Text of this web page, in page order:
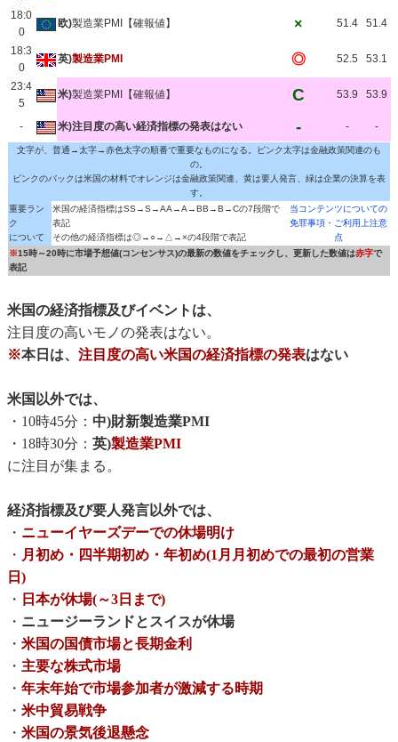
18:0
0
欧)製造業PMI【確報値】 × 51.4 51.4
18:3
0
英)製造業PMI ◎ 52.5 53.1
23:4
5
米)製造業PMI【確報値】 C 53.9 53.9
- 米)注目度の高い経済指標の発表はない - - -
文字が、普通→太字→赤色太字の順番で重要なものになる。ピンク太字は金融政策関連のも
の。
ピンクのバックは米国の材料でオレンジは金融政策関連、黄は要人発言、緑は企業の決算を表
す。
重要ラン
ク
について
米国の経済指標はSS→S→AA→A→BB→B→Cの7段階で
表記
その他の経済指標は◎→○→△→×の4段階で表記
当コンテンツについての
免罪事項・ご利用上注意
点
※15時～20時に市場予想値(コンセンサス)の最新の数値をチェックし、更新した数値は赤字で
表記
米国の経済指標及びイベントは、
注目度の高いモノの発表はない。
※本日は、 注目度の高い米国の経済指標の発表はない
米国以外では、
・10時45分： 中)財新製造業PMI
・18時30分： 英)製造業PMI
に注目が集まる。
経済指標及び要人発言以外では、
・ ニューイヤーズデーでの休場明け
・ 月初め・四半期初め・年初め(1月月初めでの最初の営業
日)
・ 日本が休場(～3日まで)
・ ニュージーランドとスイスが休場
・ 米国の国債市場と長期金利
・ 主要な株式市場
・ 年末年始で市場参加者が激減する時期
・ 米中貿易戦争
・ 米国の景気後退懸念